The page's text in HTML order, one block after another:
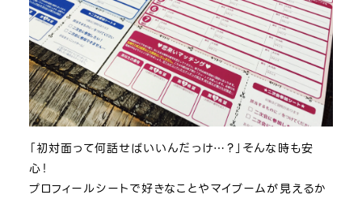
「初対面って何話せばいいんだっけ…？」そんな時も安
心！
プロフィールシートで好きなことやマイブームが見えるか